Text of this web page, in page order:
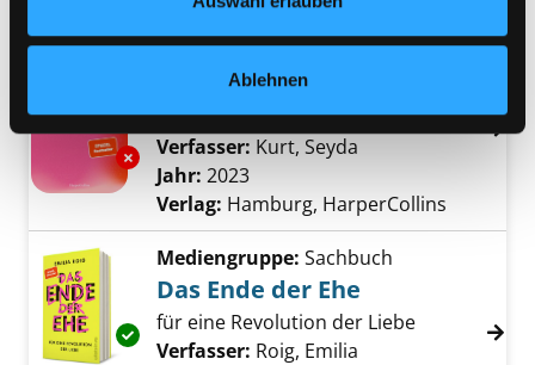
Ablehnen
Exemplar-Details von Radikale Zärtlichkeit
Mediengruppe:Sachbuch
Radikale Zärtlichkeit
warum Liebe politisch ist
Verfasser: Kurt, Seyda
Jahr: 2023
Verlag: Hamburg, HarperCollins
Exemplar-Details von Das Ende der Ehe
Mediengruppe: Sachbuch
Das Ende der Ehe
für eine Revolution der Liebe
Verfasser: Roig, Emilia